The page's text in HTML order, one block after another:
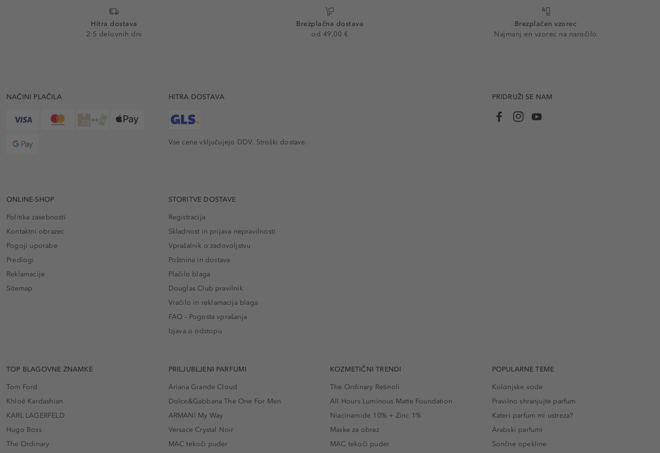
Hitra dostava
2-5 delovnih dni
Brezplačna dostava
od 49,00 €
Brezplačen vzorec
Najmanj en vzorec na naročilo
NAČINI PLAČILA HITRA DOSTAVA
Vse cene vključujejo DDV. Stroški dostave.
PRIDRUŽI SE NAM
ONLINE-SHOP
Politika zasebnosti
Kontaktni obrazec
Pogoji uporabe
Predlogi
Reklamacije
Sitemap
STORITVE DOSTAVE
Registracija
Skladnost in prijava nepravilnosti
Vprašalnik o zadovoljstvu
Poštnina in dostava
Plačilo blaga
Douglas Club pravilnik
Vračilo in reklamacija blaga
FAQ - Pogosta vprašanja
Izjava o odstopu
TOP BLAGOVNE ZNAMKE
Tom Ford
Khloé Kardashian
KARL LAGERFELD
Hugo Boss
The Ordinary
PRILJUBLJENI PARFUMI
Ariana Grande Cloud
Dolce&Gabbana The One For Men
ARMANI My Way
Versace Crystal Noir
MAC tekoči puder
KOZMETIČNI TRENDI
The Ordinary Retinoli
All Hours Luminous Matte Foundation
Niacinamide 10% + Zinc 1%
Maske za obraz
MAC tekoči puder
POPULARNE TEME
Kolonjske vode
Pravilno shranjujte parfum
Kateri parfum mi ustreza?
Arabski parfumi
Sončne opekline